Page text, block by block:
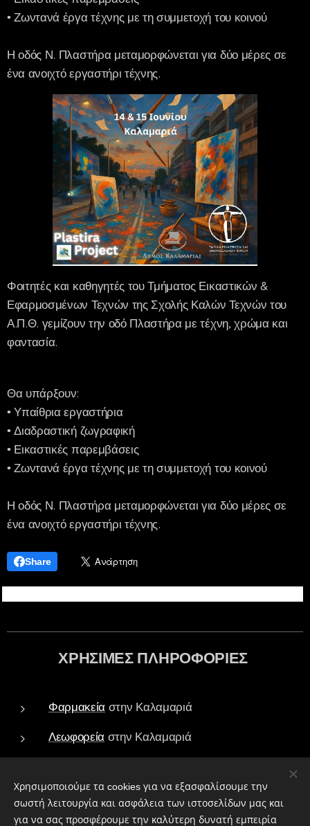
• Ζωντανά έργα τέχνης με τη συμμετοχή του κοινού
Η οδός Ν. Πλαστήρα μεταμορφώνεται για δύο μέρες σε
ένα ανοιχτό εργαστήρι τέχνης.
Φοιτητές και καθηγητές του Τμήματος Εικαστικών &
Εφαρμοσμένων Τεχνών της Σχολής Καλών Τεχνών του
Α.Π.Θ. γεμίζουν την οδό Πλαστήρα με τέχνη, χρώμα και
φαντασία.
Θα υπάρξουν:
• Υπαίθρια εργαστήρια
• Διαδραστική ζωγραφική
• Εικαστικές παρεμβάσεις
• Ζωντανά έργα τέχνης με τη συμμετοχή του κοινού
Η οδός Ν. Πλαστήρα μεταμορφώνεται για δύο μέρες σε
ένα ανοιχτό εργαστήρι τέχνης.
Share
ΧΡΗΣΙΜΕΣ ΠΛΗΡΟΦΟΡΙΕΣ
Φαρμακεία στην Καλαμαριά
Λεωφορεία στην Καλαμαριά
Πάρκα στην Καλαμαριά
Χρησιμοποιούμε τα cookies για να εξασφαλίσουμε την
σωστή λειτουργία και ασφάλεια των ιστοσελίδων μας και
για να σας προσφέρουμε την καλύτερη δυνατή εμπειρία